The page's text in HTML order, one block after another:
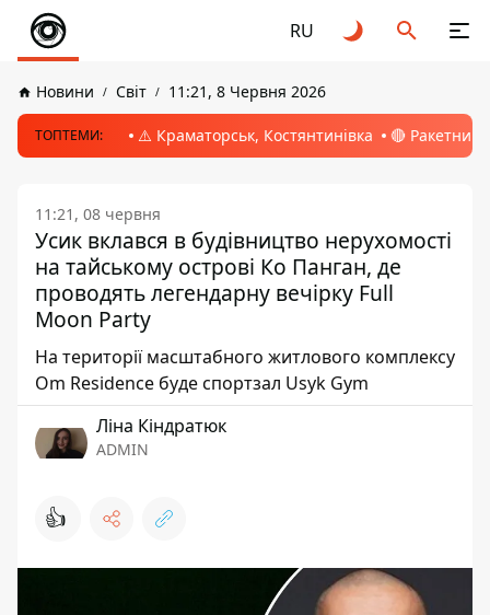
RU
Новини Світ 11:21, 8 Червня 2026
ТОПТЕМИ: ⚠️ Краматорськ, Костянтинівка 🔴 Ракетний
11:21, 08 червня
Усик вклався в будівництво нерухомості
на тайському острові Ко Панган, де
проводять легендарну вечірку Full
Moon Party
На території масштабного житлового комплексу
Om Residence буде спортзал Usyk Gym
Ліна Кіндратюк
ADMIN
👍